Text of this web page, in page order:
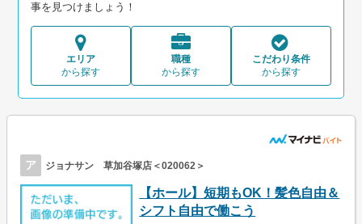
事を見つけましょう！
エリア
から探す
職種
から探す
こだわり条件
から探す
ア ジョナサン 草加谷塚店＜020062＞
【ホール】短期もOK！髪色自由＆
シフト自由で働こう